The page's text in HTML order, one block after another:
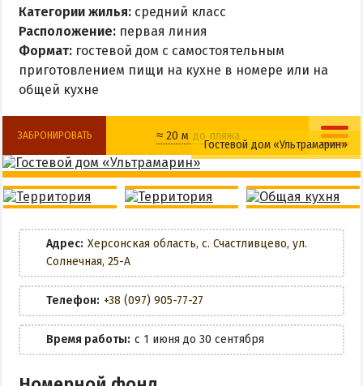
Карта Счастливцево
СТРЕЛКОВОЕ
Обзор Стрелкового
Веб-камеры Стрелкового
Карта Стрелкового
ЧАСТНЫЙ СЕКТОР
Жилье в частном секторе
ОТДЫХ С ПАЛАТКОЙ
ПЕРВАЯ ЛИНИЯ
ОТЕЛИ С БАССЕЙНОМ
Категории жилья: средний класс
Расположение: первая линия
Формат: гостевой дом с самостоятельным
приготовлением пищи на кухне в номере или на
общей кухне
ЗАБРОНИРОВАТЬ ≈ 20 м до пляжа
Детская площадка
Общая кухня
Кухня в номере
Мультиварка в номере
С мелкими животными
Wi-Fi
Мангальная зона
Гостевой дом «Ультрамарин»
Адрес: Херсонская область, с. Счастливцево, ул.
Солнечная, 25-А
Телефон: +38 (097) 905-77-27
Время работы: с 1 июня до 30 сентября